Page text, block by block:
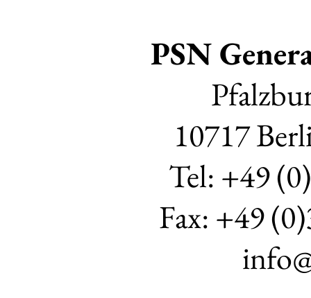
PSN
10717
Tel: +49
Fax: +49